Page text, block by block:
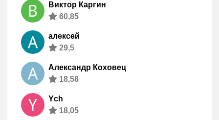
Виктор Каргин
60,85
алексей
29,5
Александр Коховец
18,58
Ych
18,05